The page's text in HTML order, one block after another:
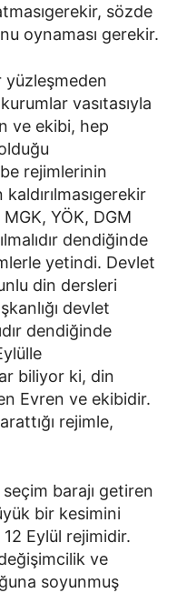
sözde
oynaması gerekir.
yüzleşmeden
vasıtasıyla
ve ekibi, hep
rejimlerinin
YÖK, DGM
dendiğinde
yetindi. Devlet
din dersleri
devlet
dendiğinde
biliyor ki, din
Evren ve ekibidir.
rejimle,
barajı getiren
bir kesimini
Eylül rejimidir.
ve
soyunmuş